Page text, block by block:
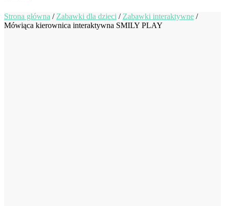
Strona główna / Zabawki dla dzieci / Zabawki interaktywne /
Mówiąca kierownica interaktywna SMILY PLAY